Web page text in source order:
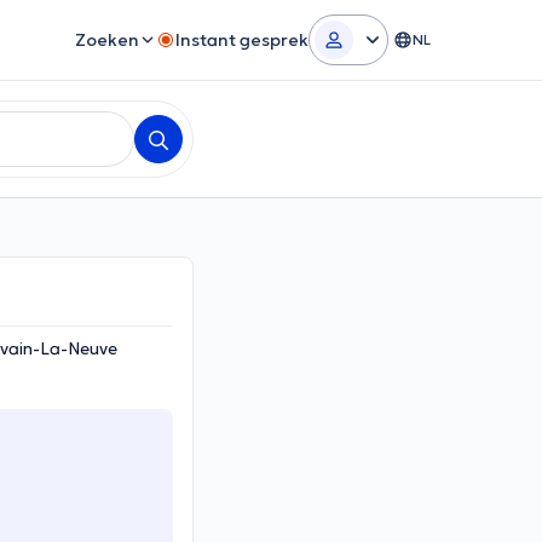
Zoeken Instant gesprek NL
La-Neuve